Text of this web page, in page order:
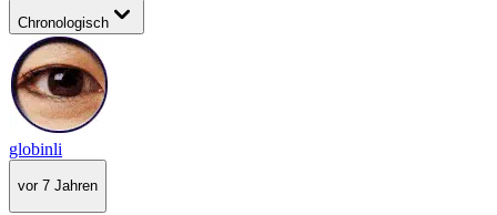
Chronologisch
globinli
vor 7 Jahren